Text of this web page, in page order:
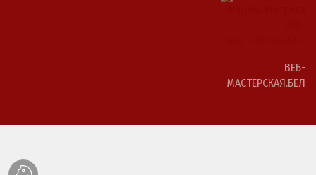
ВЕБ-
МАСТЕРСКАЯ.БЕЛ